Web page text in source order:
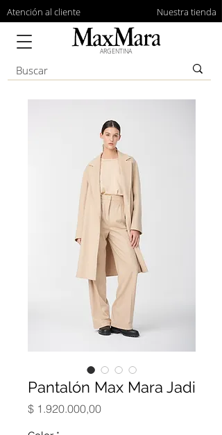
Atención al cliente Nuestra tienda
ARGENTINA
Pantalón Max Mara Jadi
$ 1.920.000,00Precio